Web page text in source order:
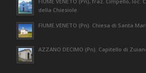
della Chiesiole.
FIUME VENETO (Pn). Chiesa di Santa
AZZANO DECIMO (Pn). Capitello di